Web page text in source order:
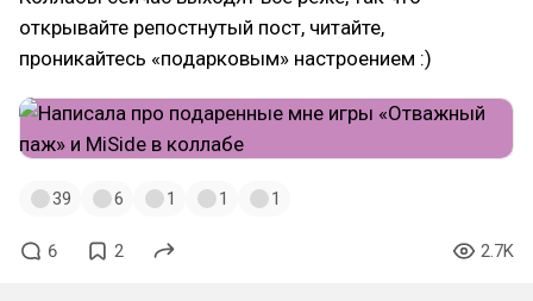
открывайте репостнутый пост, читайте,
проникайтесь «подарковым» настроением :)
39 6 1 1 1
6 2 2.7K